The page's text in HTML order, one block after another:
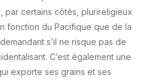
par certains côtés, plurireligieux
fonction du Pacifique que de la
s’il ne risque pas de
C’est également une
exporte ses grains et ses